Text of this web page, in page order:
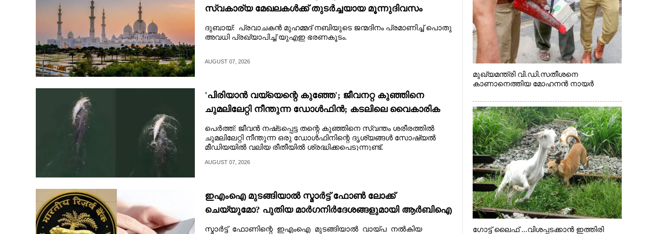
സ്വകാര്യ മേഖലകൾക്ക് തുടർച്ചയായ മൂന്നുദിവസം
അവധി
ദുബായ്: പ്രവാചകൻ മുഹമ്മദ് നബിയുടെ ജന്മദിനം പ്രമാണിച്ച് പൊതു
അവധി പ്രഖ്യാപിച്ച് യുഎഇ ഭരണകൂടം.
AUGUST 07, 2026
'പിരിയാൻ വയ്യെന്റെ കുഞ്ഞേ'; ജീവനറ്റ കുഞ്ഞിനെ
ചുമലിലേറ്റി നീന്തുന്ന ഡോൾഫിൻ; കടലിലെ വൈകാരിക
നിമിഷങ്ങൾ
പെർത്ത്: ജീവൻ നഷ്‌ടപ്പെട്ട തന്റെ കുഞ്ഞിനെ സ്വന്തം ശരീരത്തിൽ
ചുമലിലേറ്റി നീന്തുന്ന ഒരു ഡോൾഫിനിന്റെ ദൃശ്യങ്ങൾ സോഷ്യൽ
മീഡിയയിൽ വലിയ രീതീയിൽ ശ്രദ്ധിക്കപ്പെടുന്നുണ്ട്.
AUGUST 07, 2026
ഇഎംഐ മുടങ്ങിയാൽ സ്മാർട്ട് ഫോൺ ലോക്ക്
ചെയ്യുമോ? പുതിയ മാർഗനിർദേശങ്ങളുമായി ആർബിഐ
സ്മാർട്ട് ഫോണിന്റെ ഇഎംഐ മുടങ്ങിയാല്‍ വായ്പ നല്‍കിയ
മുഖ്യമന്ത്രി വി.ഡി.സതീശനെ
കാണാനെത്തിയ മോഹനൻ നായർ
ഗോട്ട് ലൈഫ് ...വിശപ്പടക്കാൻ ഇത്തിരി